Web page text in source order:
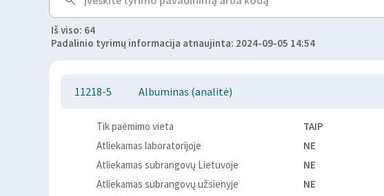
Iš viso: 64
Padalinio tyrimų informacija atnaujinta: 2024-09-05 14:54
11218-5 Albuminas (analitė)
Tik paėmimo vieta
TAIP
Atliekamas laboratorijoje
NE
Atliekamas subrangovų Lietuvoje
NE
Atliekamas subrangovų užsienyje
NE